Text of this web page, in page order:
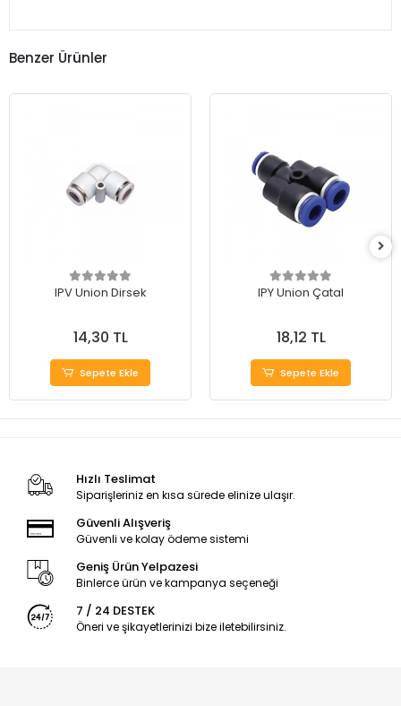
Benzer Ürünler
IPV Union Dirsek
14,30 TL
Sepete Ekle
IPY Union Çatal
18,12 TL
Sepete Ekle
Hızlı Teslimat
Siparişleriniz en kısa sürede elinize ulaşır.
Güvenli Alışveriş
Güvenli ve kolay ödeme sistemi
Geniş Ürün Yelpazesi
Binlerce ürün ve kampanya seçeneği
7 / 24 DESTEK
Öneri ve şikayetlerinizi bize iletebilirsiniz.